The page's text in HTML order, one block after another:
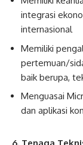
integrasi
internasional
Memiliki
pertemuan/
baik berupa,
Menguasai
dan aplikasi